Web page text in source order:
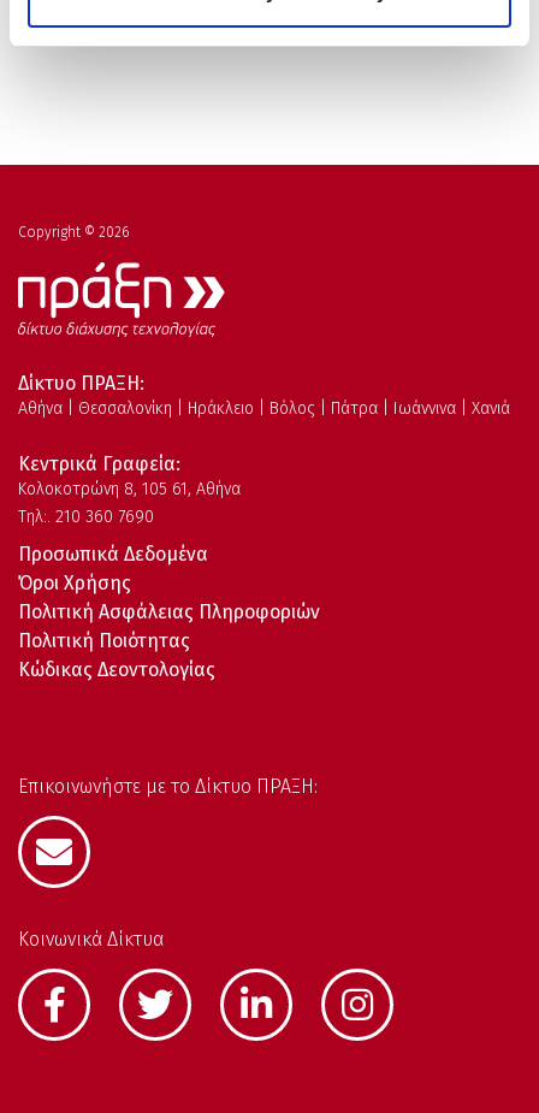
Copyright © 2026
Δίκτυο ΠΡΑΞΗ:
Αθήνα | Θεσσαλονίκη | Ηράκλειο | Βόλος | Πάτρα | Ιωάννινα | Χανιά
Κεντρικά Γραφεία:
Kολοκοτρώνη 8, 105 61, Αθήνα
Τηλ:. 210 360 7690
Προσωπικά Δεδομένα
Όροι Χρήσης
Πολιτική Ασφάλειας Πληροφοριών
Πολιτική Ποιότητας
Κώδικας Δεοντολογίας
Επικοινωνήστε με το Δίκτυο ΠΡΑΞΗ:
Κοινωνικά Δίκτυα